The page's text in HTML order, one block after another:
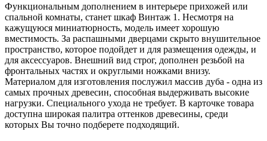
Функциональным дополнением в интерьере прихожей или
спальной комнаты, станет шкаф Винтаж 1. Несмотря на
кажущуюся миниатюрность, модель имеет хорошую
вместимость. За распашными дверцами скрыто внушительное
пространство, которое подойдет и для размещения одежды, и
для аксессуаров. Внешний вид строг, дополнен резьбой на
фронтальных частях и округлыми ножками внизу.
Материалом для изготовления послужил массив дуба - одна из
самых прочных древесин, способная выдерживать высокие
нагрузки. Специального ухода не требует. В карточке товара
доступна широкая палитра оттенков древесины, среди
которых Вы точно подберете подходящий.